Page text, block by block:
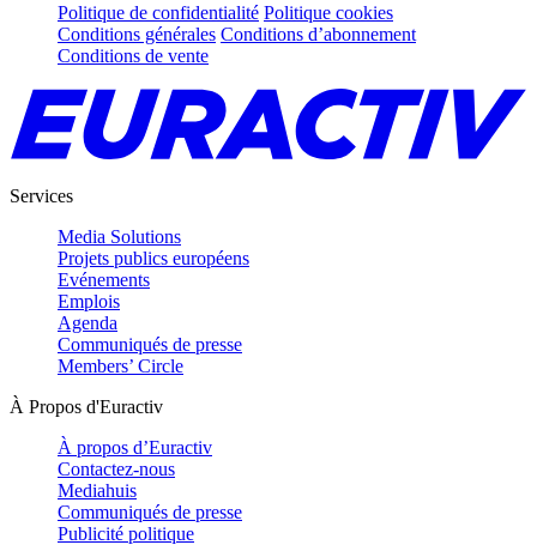
Politique de confidentialité Politique cookies
Conditions générales Conditions d’abonnement
Conditions de vente
Services
Media Solutions
Projets publics européens
Evénements
Emplois
Agenda
Communiqués de presse
Members’ Circle
À Propos d'Euractiv
À propos d’Euractiv
Contactez-nous
Mediahuis
Communiqués de presse
Publicité politique